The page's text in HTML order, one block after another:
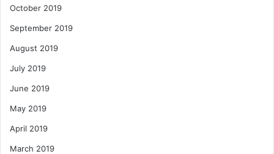
October 2019
September 2019
August 2019
July 2019
June 2019
May 2019
April 2019
March 2019